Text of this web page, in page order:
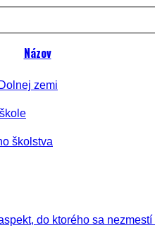
Názov
zemi
školstva
do ktorého sa